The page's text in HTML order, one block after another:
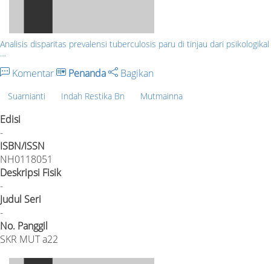
Analisis disparitas prevalensi tuberculosis paru di tinjau dari psikologikal
…
Komentar Penanda Bagikan
Suarnianti Indah Restika Bn Mutmainna
Edisi
-
ISBN/ISSN
NH0118051
Deskripsi Fisik
-
Judul Seri
-
No. Panggil
SKR MUT a22